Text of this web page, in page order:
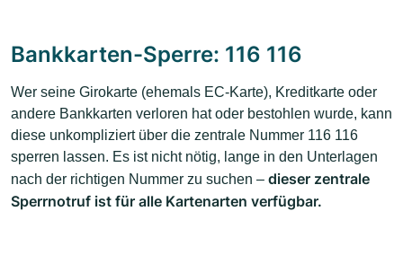
Bankkarten-Sperre: 116 116
Wer seine Girokarte (ehemals EC-Karte), Kreditkarte oder
andere Bankkarten verloren hat oder bestohlen wurde, kann
diese unkompliziert über die zentrale Nummer 116 116
sperren lassen. Es ist nicht nötig, lange in den Unterlagen
nach der richtigen Nummer zu suchen – dieser zentrale
Sperrnotruf ist für alle Kartenarten verfügbar.